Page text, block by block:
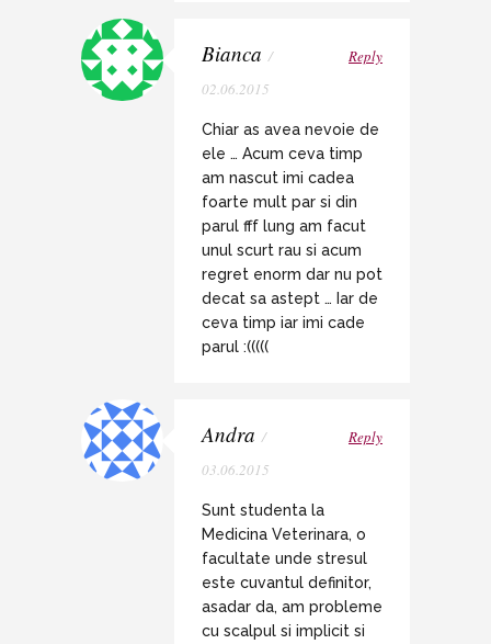
Bianca /
02.06.2015
Reply
Chiar as avea nevoie de
ele … Acum ceva timp
am nascut imi cadea
foarte mult par si din
parul fff lung am facut
unul scurt rau si acum
regret enorm dar nu pot
decat sa astept … Iar de
ceva timp iar imi cade
parul :(((((
Andra /
03.06.2015
Reply
Sunt studenta la
Medicina Veterinara, o
facultate unde stresul
este cuvantul definitor,
asadar da, am probleme
cu scalpul si implicit si